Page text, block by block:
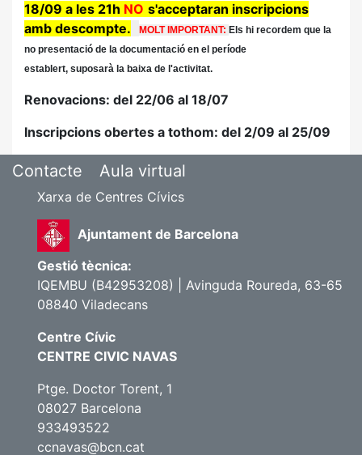
18/09 a les 21h NO s'acceptaran inscripcions
amb descompte. MOLT IMPORTANT: Els hi recordem que la
no presentació de la documentació en el període
establert, suposarà la baixa de l'activitat.
Renovacions: del 22/06 al 18/07
Inscripcions obertes a tothom: del 2/09 al 25/09
Contacte Aula virtual
Xarxa de Centres Cívics
Ajuntament de Barcelona
Gestió tècnica:
IQEMBU (B42953208) | Avinguda Roureda, 63-65
08840 Viladecans
Centre Cívic
CENTRE CIVIC NAVAS
Ptge. Doctor Torent, 1
08027 Barcelona
933493522
ccnavas@bcn.cat